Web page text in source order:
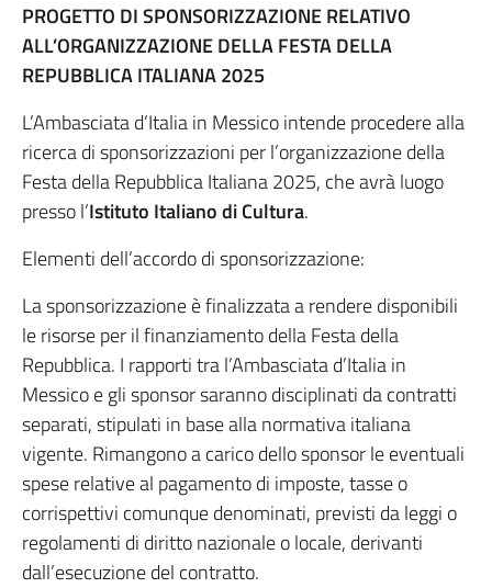
PROGETTO DI SPONSORIZZAZIONE RELATIVO
ALL’ORGANIZZAZIONE DELLA FESTA DELLA
REPUBBLICA ITALIANA 2025
L’Ambasciata d’Italia in Messico intende procedere alla
ricerca di sponsorizzazioni per l’organizzazione della
Festa della Repubblica Italiana 2025, che avrà luogo
presso l’Istituto Italiano di Cultura.
Elementi dell’accordo di sponsorizzazione:
La sponsorizzazione è finalizzata a rendere disponibili
le risorse per il finanziamento della Festa della
Repubblica. I rapporti tra l’Ambasciata d’Italia in
Messico e gli sponsor saranno disciplinati da contratti
separati, stipulati in base alla normativa italiana
vigente. Rimangono a carico dello sponsor le eventuali
spese relative al pagamento di imposte, tasse o
corrispettivi comunque denominati, previsti da leggi o
regolamenti di diritto nazionale o locale, derivanti
dall’esecuzione del contratto.